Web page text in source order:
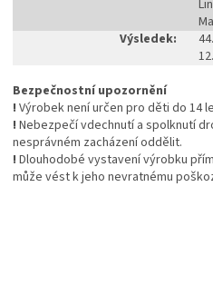
Výsledek:
Bezpečnostní upozornění
! Výrobek není určen pro děti do 14
! Nebezpečí vdechnutí a spolknutí
nesprávném zacházení oddělit.
! Dlouhodobé vystavení výrobku
může vést k jeho nevratnému